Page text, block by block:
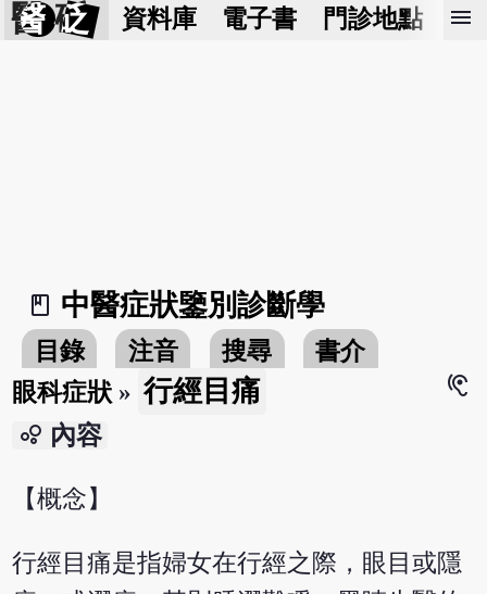
醫 砭 資料庫 電子書 門診地點 預
menu
book_2
中醫症狀鑒別診斷學
目錄 注音 搜尋
書介
眼科症狀 » 行經目痛
hearing
bubble_chart 內容
【概念】
行經目痛是指婦女在行經之際，眼目或隱